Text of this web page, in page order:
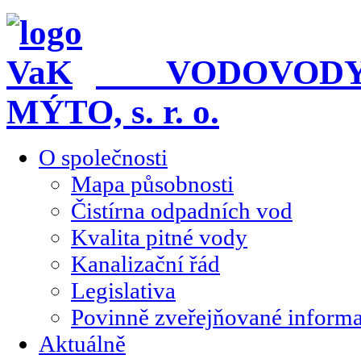
VODOVODY
MÝTO, s. r. o.
O společnosti
Mapa působnosti
Čistírna odpadních vod
Kvalita pitné vody
Kanalizační řád
Legislativa
Povinně zveřejňované
Aktuálně